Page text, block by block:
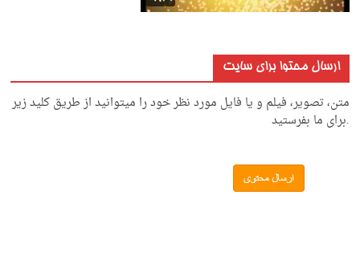
ارسال محتوا برای سایت
متن، تصویر، فیلم و یا فایل مورد نظر خود را میتوانید از طریق کلید زیر
.برای ما بفرستید